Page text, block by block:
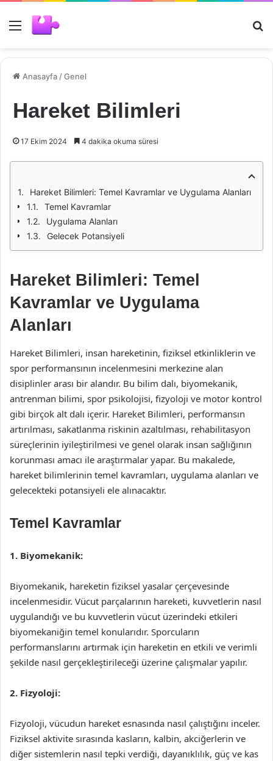
Menü
Anasayfa /Genel
Hareket Bilimleri
17 Ekim 2024 4 dakika okuma süresi
Hareket Bilimleri: Temel Kavramlar ve Uygulama Alanları
Temel Kavramlar
Uygulama Alanları
Gelecek Potansiyeli
Hareket Bilimleri: Temel
Kavramlar ve Uygulama
Alanları
Hareket Bilimleri, insan hareketinin, fiziksel etkinliklerin ve
spor performansının incelenmesini merkezine alan
disiplinler arası bir alandır. Bu bilim dalı, biyomekanik,
antrenman bilimi, spor psikolojisi, fizyoloji ve motor kontrol
gibi birçok alt dalı içerir. Hareket Bilimleri, performansın
artırılması, sakatlanma riskinin azaltılması, rehabilitasyon
süreçlerinin iyileştirilmesi ve genel olarak insan sağlığının
korunması amacı ile araştırmalar yapar. Bu makalede,
hareket bilimlerinin temel kavramları, uygulama alanları ve
gelecekteki potansiyeli ele alınacaktır.
Temel Kavramlar
1. Biyomekanik:
Biyomekanik, hareketin fiziksel yasalar çerçevesinde
incelenmesidir. Vücut parçalarının hareketi, kuvvetlerin nasıl
uygulandığı ve bu kuvvetlerin vücut üzerindeki etkileri
biyomekaniğin temel konularıdır. Sporcuların
performanslarını artırmak için hareketin en etkili ve verimli
şekilde nasıl gerçekleştirileceği üzerine çalışmalar yapılır.
2. Fizyoloji:
Fizyoloji, vücudun hareket esnasında nasıl çalıştığını inceler.
Fiziksel aktivite sırasında kasların, kalbin, akciğerlerin ve
diğer sistemlerin nasıl tepki verdiği, dayanıklılık, güç ve kas